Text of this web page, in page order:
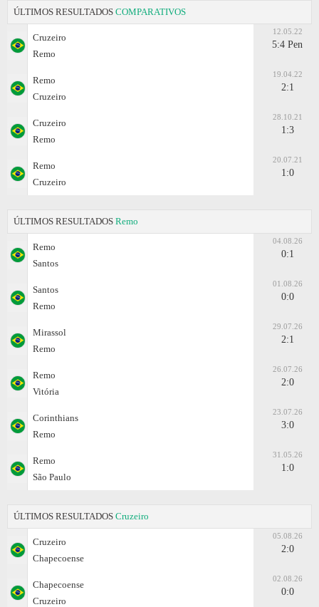
ÚLTIMOS RESULTADOS COMPARATIVOS
Cruzeiro
Remo
12.05.22
5:4 Pen
Remo
Cruzeiro
19.04.22
2:1
Cruzeiro
Remo
28.10.21
1:3
Remo
Cruzeiro
20.07.21
1:0
ÚLTIMOS RESULTADOS Remo
Remo
Santos
04.08.26
0:1
Santos
Remo
01.08.26
0:0
Mirassol
Remo
29.07.26
2:1
Remo
Vitória
26.07.26
2:0
Corinthians
Remo
23.07.26
3:0
Remo
São Paulo
31.05.26
1:0
ÚLTIMOS RESULTADOS Cruzeiro
Cruzeiro
Chapecoense
05.08.26
2:0
Chapecoense
Cruzeiro
02.08.26
0:0